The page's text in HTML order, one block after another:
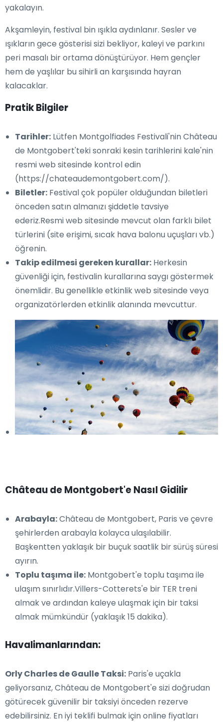
yakalayın.
Akşamleyin, festival bin ışıkla aydınlanır. Sesler ve
ışıkların gece gösterisi sizi bekliyor, kaleyi ve parkını
peri masalı bir ortama dönüştürüyor. Hem gençler
hem de yaşlılar bu sihirli an karşısında hayran
kalacaklar.
Pratik Bilgiler
Tarihler: Lütfen Montgolfiades Festivali'nin Château
de Montgobert'teki sonraki kesin tarihlerini kale'nin
resmi web sitesinde kontrol edin
(https://chateaudemontgobert.com/).
Biletler: Festival çok popüler olduğundan biletleri
önceden satın almanızı şiddetle tavsiye
ederiz.Resmi web sitesinde mevcut olan farklı bilet
türlerini (site erişimi, sıcak hava balonu uçuşları vb.)
öğrenin.
Takip edilmesi gereken kurallar: Herkesin
güvenliği için, festivalin kurallarına saygı göstermek
önemlidir. Bu genellikle etkinlik web sitesinde veya
organizatörlerden etkinlik alanında mevcuttur.
Château de Montgobert'e Nasıl Gidilir
Arabayla:Château de Montgobert, Paris ve çevre
şehirlerden arabayla kolayca ulaşılabilir.
Başkentten yaklaşık bir buçuk saatlik bir sürüş süresi
ayırın.
Toplu taşıma ile: Montgobert'e toplu taşıma ile
ulaşım sınırlıdır.Villers-Cotterets'e bir TER treni
almak ve ardından kaleye ulaşmak için bir taksi
almak mümkündür (yaklaşık 15 dakika).
Havalimanlarından:
Orly Charles de Gaulle Taksi: Paris'e uçakla
geliyorsanız, Château de Montgobert'e sizi doğrudan
götürecek güvenilir bir taksiyi önceden rezerve
edebilirsiniz. En iyi teklifi bulmak için online fiyatları